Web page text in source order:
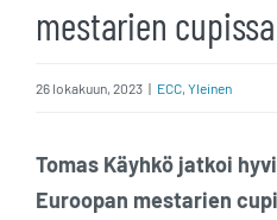
mestarien cupissa
26 lokakuun, 2023 | ECC, Yleinen
Tomas Käyhkö jatkoi
Euroopan mestarien